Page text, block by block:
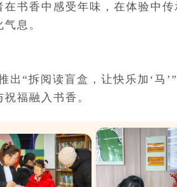
书香中感受年味，在体验中
息。
出“拆阅读盲盒，让快乐加‘马
祝福融入书香。